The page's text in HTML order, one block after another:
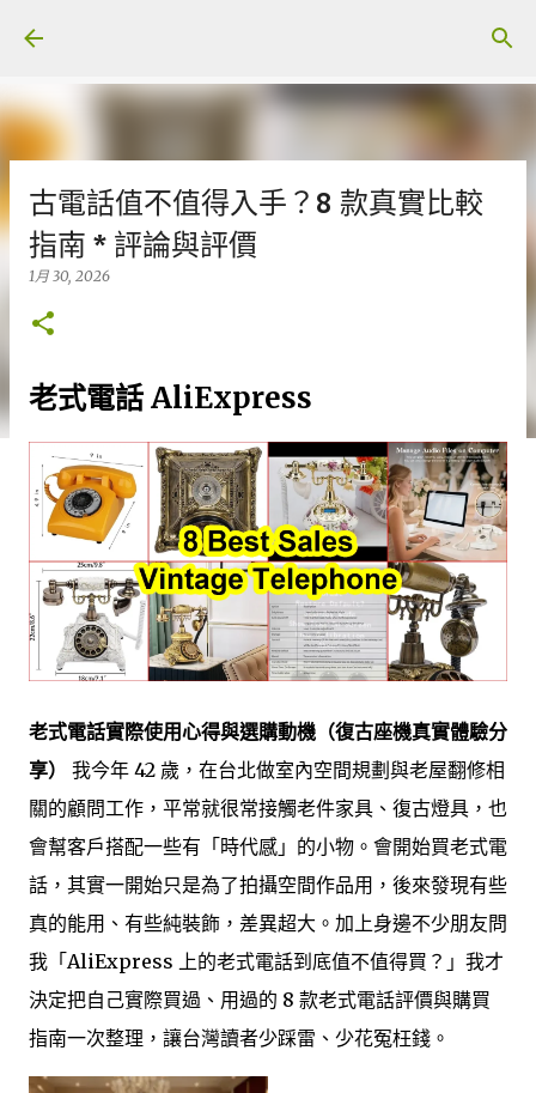
古電話值不值得入手？8 款真實比較
指南 * 評論與評價
1月 30, 2026
老式電話 AliExpress
老式電話實際使用心得與選購動機（復古座機真實體驗分
享）
我今年 42 歲，在台北做室內空間規劃與老屋翻修相
關的顧問工作，平常就很常接觸老件家具、復古燈具，也
會幫客戶搭配一些有「時代感」的小物。會開始買老式電
話，其實一開始只是為了拍攝空間作品用，後來發現有些
真的能用、有些純裝飾，差異超大。加上身邊不少朋友問
我「AliExpress 上的老式電話到底值不值得買？」我才
決定把自己實際買過、用過的 8 款老式電話評價與購買
指南一次整理，讓台灣讀者少踩雷、少花冤枉錢。